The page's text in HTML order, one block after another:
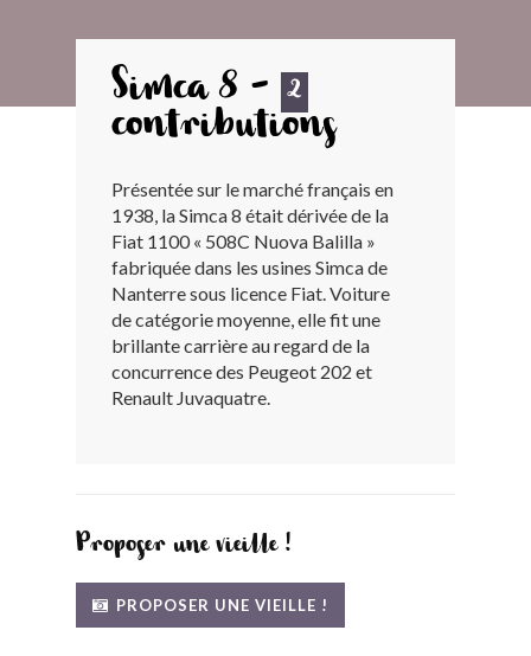
ARCHIVES
LES CONTRIBUTEURS
LE BLOG
BONJOURLAVIEILLE ?
MODÈLES ET MARQUES
Simca 8 - 2
contributions
Présentée sur le marché français en
1938, la Simca 8 était dérivée de la
Fiat 1100 « 508C Nuova Balilla »
fabriquée dans les usines Simca de
Nanterre sous licence Fiat. Voiture
de catégorie moyenne, elle fit une
brillante carrière au regard de la
concurrence des Peugeot 202 et
Renault Juvaquatre.
Proposer une vieille !
PROPOSER UNE VIEILLE !